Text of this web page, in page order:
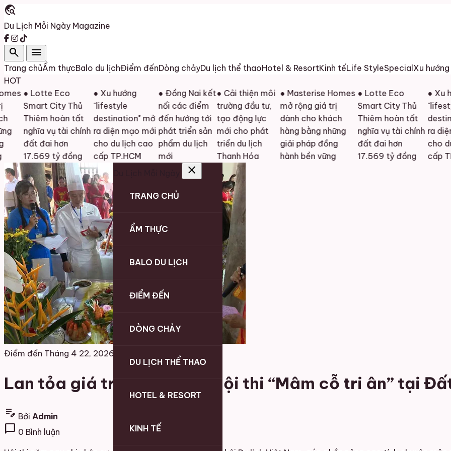
travel_explore
Du Lịch Mỗi Ngày Magazine
search menu
Trang chủẨm thựcBalo du lịchĐiểm đếnDòng chảyDu lịch thể thaoHotel & ResortKinh tếLife StyleSpecial Xu hướng
HOT
Lotte Eco
City Thủ
hoàn tất
vụ tài chính
đai hơn
tỷ đồng
● Xu hướng
"lifestyle
destination" mở
ra diện mạo mới
cho du lịch cao
cấp TP.HCM
● Đồng Nai kết
nối các điểm
đến hướng tới
phát triển sản
phẩm du lịch
mới
● Cải thiện môi
trường đầu tư,
tạo động lực
mới cho phát
triển du lịch
Thanh Hóa
● Masterise Homes
mở rộng giá trị
dành cho khách
hàng bằng những
giải pháp đồng
hành bền vững
● Lotte Eco
Smart City Thủ
Thiêm hoàn tất
nghĩa vụ tài chính
đất đai hơn
17.569 tỷ đồng
● Xu hướng
"lifestyle
ra diện
cho du lịch
cấp TP.HCM
close
TRANG CHỦ
ẨM THỰC
BALO DU LỊCH
ĐIỂM ĐẾN
DÒNG CHẢY
DU LỊCH THỂ THAO
HOTEL & RESORT
KINH TẾ
Điểm đến Tháng 4 22, 2026
Lan tỏa giá trị văn hóa từ Hội thi “Mâm cỗ tri ân” tại
edit_note Bởi Admin
chat_bubble 0 Bình luận